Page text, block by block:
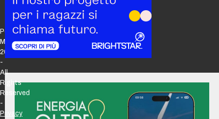
Policy
Maker
2026
-
All
Rights
Reserved
-
Privacy